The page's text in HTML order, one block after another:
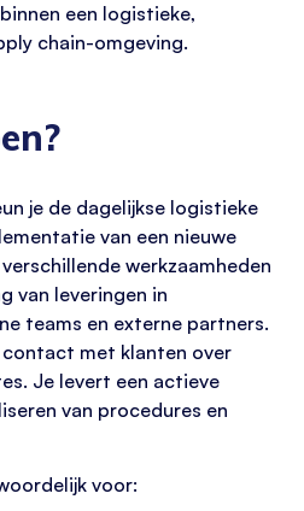
een logistieke,
chain-omgeving.
je de dagelijkse logistieke
van een nieuwe
werkzaamheden
van leveringen in
teams en externe partners.
met klanten over
Je levert een actieve
van procedures en
voor: